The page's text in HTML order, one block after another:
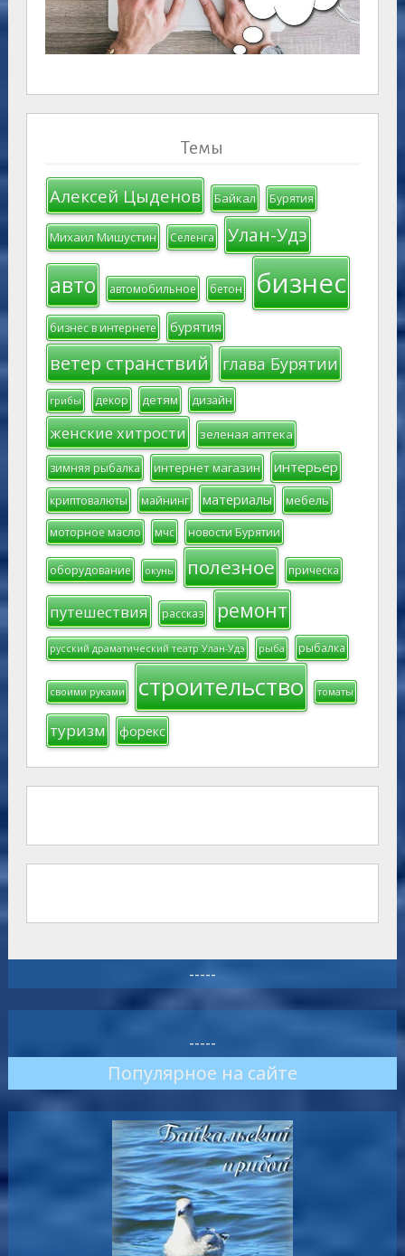
Темы
Алексей Цыденов Байкал Бурятия
Михаил Мишустин Селенга Улан-Удэ
авто автомобильное бетон бизнес
бизнес в интернете бурятия
ветер странствий глава Бурятии
грибы декор детям дизайн
женские хитрости зеленая аптека
зимняя рыбалка интернет магазин интерьер
криптовалюты майнинг материалы мебель
моторное масло мчс новости Бурятии
оборудование окунь полезное прическа
путешествия рассказ ремонт
русский драматический театр Улан-Удэ рыба рыбалка
своими руками строительство томаты
туризм форекс
-----
-----
Популярное на сайте